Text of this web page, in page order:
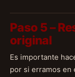
Paso 5 –
original
Es importante
por si erramos en